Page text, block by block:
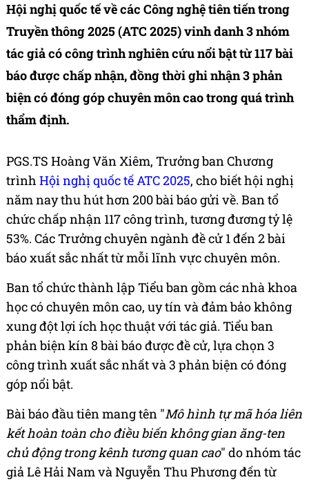
Hội nghị quốc tế về các Công nghệ tiên tiến trong
Truyền thông 2025 (ATC 2025) vinh danh 3 nhóm
tác giả có công trình nghiên cứu nổi bật từ 117 bài
báo được chấp nhận, đồng thời ghi nhận 3 phản
biện có đóng góp chuyên môn cao trong quá trình
thẩm định.
PGS.TS Hoàng Văn Xiêm, Trưởng ban Chương
trình Hội nghị quốc tế ATC 2025, cho biết hội nghị
năm nay thu hút hơn 200 bài báo gửi về. Ban tổ
chức chấp nhận 117 công trình, tương đương tỷ lệ
53%. Các Trưởng chuyên ngành đề cử 1 đến 2 bài
báo xuất sắc nhất từ mỗi lĩnh vực chuyên môn.
Ban tổ chức thành lập Tiểu ban gồm các nhà khoa
học có chuyên môn cao, uy tín và đảm bảo không
xung đột lợi ích học thuật với tác giả. Tiểu ban
phản biện kín 8 bài báo được đề cử, lựa chọn 3
công trình xuất sắc nhất và 3 phản biện có đóng
góp nổi bật.
Bài báo đầu tiên mang tên "Mô hình tự mã hóa liên
kết hoàn toàn cho điều biến không gian ăng-ten
chủ động trong kênh tương quan cao" do nhóm tác
giả Lê Hải Nam và Nguyễn Thu Phương đến từ